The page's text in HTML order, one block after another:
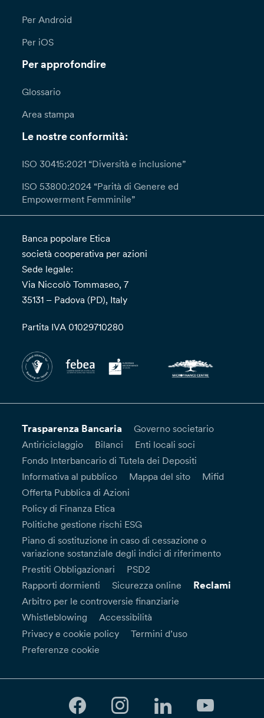
Per Android
Per iOS
Per approfondire
Glossario
Area stampa
Le nostre conformità:
ISO 30415:2021 “Diversità e inclusione”
ISO 53800:2024 “Parità di Genere ed
Empowerment Femminile”
Banca popolare Etica
società cooperativa per azioni
Sede legale:
Via Niccolò Tommaseo, 7
35131 – Padova (PD), Italy
Partita IVA 01029710280
Trasparenza Bancaria
Governo societario
Antiriciclaggio
Bilanci
Enti locali soci
Fondo Interbancario di Tutela dei Depositi
Informativa al pubblico
Mappa del sito
Mifid
Offerta Pubblica di Azioni
Policy di Finanza Etica
Politiche gestione rischi ESG
Piano di sostituzione in caso di cessazione o
variazione sostanziale degli indici di riferimento
Prestiti Obbligazionari
PSD2
Rapporti dormienti
Sicurezza online Reclami
Arbitro per le controversie finanziarie
Whistleblowing
Accessibilità
Privacy e cookie policy
Termini d’uso
Preferenze cookie